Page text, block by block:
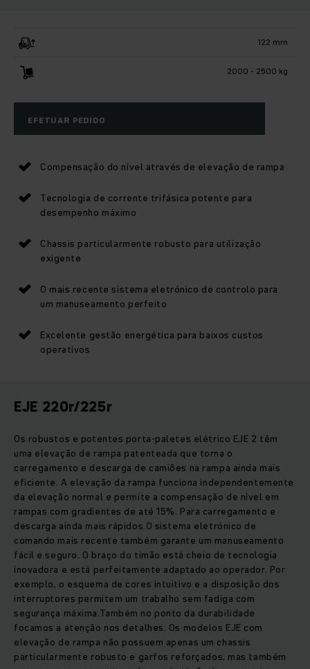
122 mm
2000 - 2500 kg
EFETUAR PEDIDO
Compensação do nível através de elevação de rampa
Tecnologia de corrente trifásica potente para
desempenho máximo
Chassis particularmente robusto para utilização
exigente
O mais recente sistema eletrónico de controlo para
um manuseamento perfeito
Excelente gestão energética para baixos custos
operativos
EJE 220r/225r
Os robustos e potentes porta-paletes elétrico EJE 2 têm
uma elevação de rampa patenteada que torna o
carregamento e descarga de camiões na rampa ainda mais
eficiente. A elevação da rampa funciona independentemente
da elevação normal e permite a compensação de nível em
rampas com gradientes de até 15%. Para carregamento e
descarga ainda mais rápidos.O sistema eletrónico de
comando mais recente também garante um manuseamento
fácil e seguro. O braço do timão está cheio de tecnologia
inovadora e está perfeitamente adaptado ao operador. Por
exemplo, o esquema de cores intuitivo e a disposição dos
interruptores permitem um trabalho sem fadiga com
segurança máxima.Também no ponto da durabilidade
focamos a atenção nos detalhes. Os modelos EJE com
elevação de rampa não possuem apenas um chassis
particularmente robusto e garfos reforçados, mas também